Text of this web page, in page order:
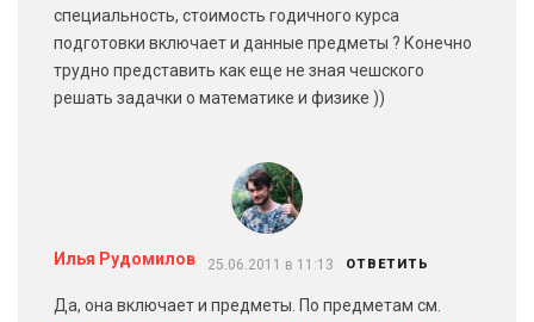
специальность, стоимость годичного курса
подготовки включает и данные предметы ? Конечно
трудно представить как еще не зная чешского
решать задачки о математике и физике ))
Илья Рудомилов 25.06.2011 в 11:13 ОТВЕТИТЬ
Да, она включает и предметы. По предметам см.